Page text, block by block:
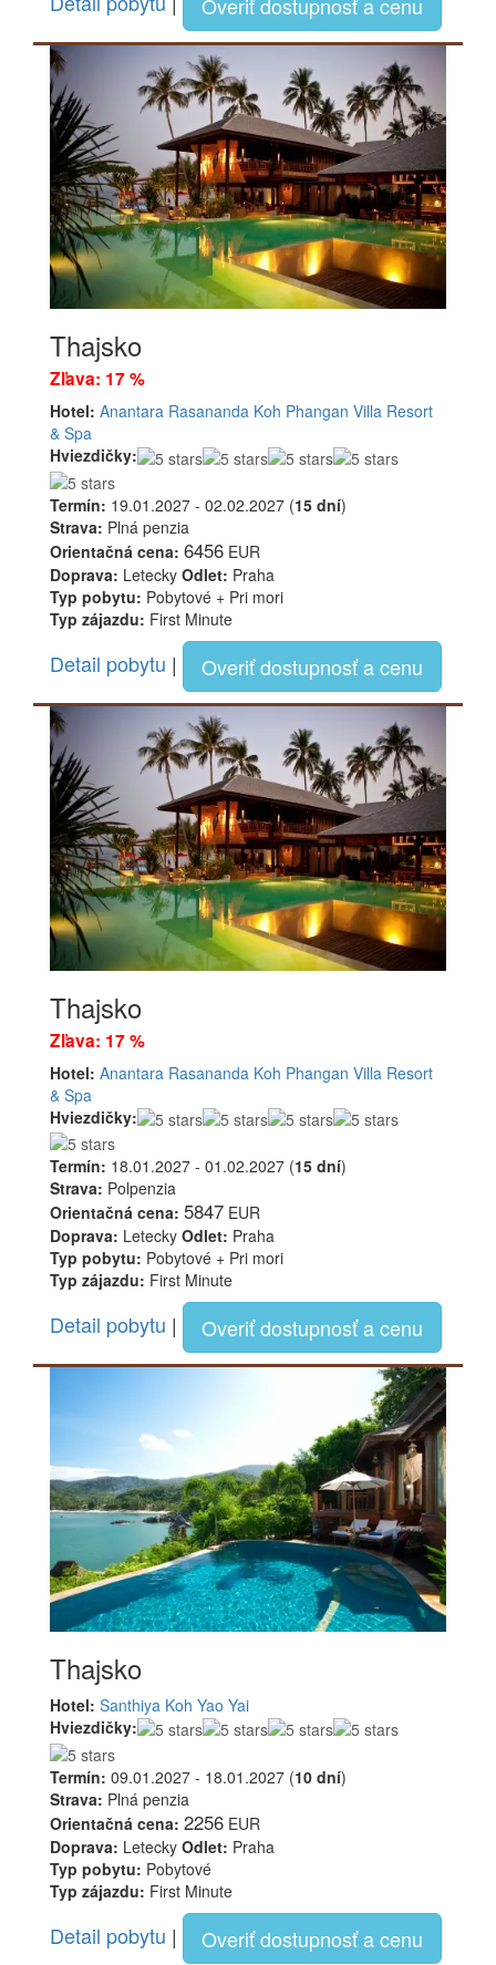
Thajsko
Zľava: 17 %
Hotel: Anantara Rasananda Koh Phangan Villa Resort
& Spa
Hviezdičky:
Termín: 19.01.2027 - 02.02.2027 (15 dní)
Strava: Plná penzia
Orientačná cena: 6456 EUR
Doprava: Letecky Odlet: Praha
Typ pobytu: Pobytové + Pri mori
Typ zájazdu: First Minute
Detail pobytu | Overiť dostupnosť a cenu
Thajsko
Zľava: 17 %
Hotel: Anantara Rasananda Koh Phangan Villa Resort
& Spa
Hviezdičky:
Termín: 18.01.2027 - 01.02.2027 (15 dní)
Strava: Polpenzia
Orientačná cena: 5847 EUR
Doprava: Letecky Odlet: Praha
Typ pobytu: Pobytové + Pri mori
Typ zájazdu: First Minute
Detail pobytu | Overiť dostupnosť a cenu
Thajsko
Hotel: Santhiya Koh Yao Yai
Hviezdičky:
Termín: 09.01.2027 - 18.01.2027 (10 dní)
Strava: Plná penzia
Orientačná cena: 2256 EUR
Doprava: Letecky Odlet: Praha
Typ pobytu: Pobytové
Typ zájazdu: First Minute
Detail pobytu | Overiť dostupnosť a cenu